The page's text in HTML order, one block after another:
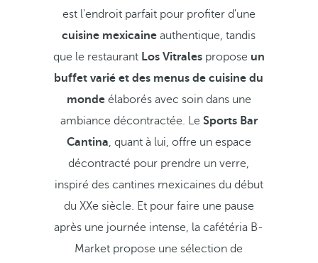
est l'endroit parfait pour profiter d'une
cuisine mexicaine authentique, tandis
que le restaurant Los Vitralespropose un
buffet varié et des menus de cuisine du
mondeélaborés avec soin dans une
ambiance décontractée. Le Sports Bar
Cantina, quant à lui, offre un espace
décontracté pour prendre un verre,
inspiré des cantines mexicaines du début
du XXe siècle. Et pour faire une pause
après une journée intense, la cafétéria B-
Market propose une sélection de